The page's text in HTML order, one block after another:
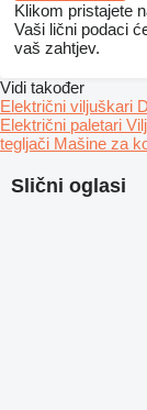
Klikom pristajete
Vaši lični podaci
vaš zahtjev.
Slični oglasi
Vidi također
Električni viljuškari
Električni paletari
tegljači Mašine za